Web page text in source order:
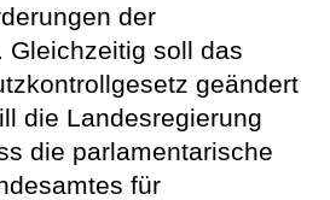
der
Gleichzeitig soll das
geändert
die Landesregierung
die parlamentarische
für